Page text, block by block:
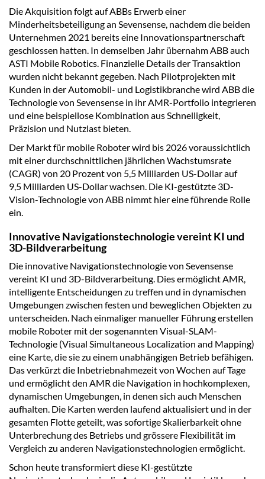
Die Akquisition folgt auf ABBs Erwerb einer
Minderheitsbeteiligung an Sevensense, nachdem die beiden
Unternehmen 2021 bereits eine Innovationspartnerschaft
geschlossen hatten. In demselben Jahr übernahm ABB auch
ASTI Mobile Robotics. Finanzielle Details der Transaktion
wurden nicht bekannt gegeben. Nach Pilotprojekten mit
Kunden in der Automobil- und Logistikbranche wird ABB die
Technologie von Sevensense in ihr AMR-Portfolio integrieren
und eine beispiellose Kombination aus Schnelligkeit,
Präzision und Nutzlast bieten.
Der Markt für mobile Roboter wird bis 2026 voraussichtlich
mit einer durchschnittlichen jährlichen Wachstumsrate
(CAGR) von 20 Prozent von 5,5 Milliarden US-Dollar auf
9,5 Milliarden US-Dollar wachsen. Die KI-gestützte 3D-
Vision-Technologie von ABB nimmt hier eine führende Rolle
ein.
Innovative Navigationstechnologie vereint KI und
3D-Bildverarbeitung
Die innovative Navigationstechnologie von Sevensense
vereint KI und 3D-Bildverarbeitung. Dies ermöglicht AMR,
intelligente Entscheidungen zu treffen und in dynamischen
Umgebungen zwischen festen und beweglichen Objekten zu
unterscheiden. Nach einmaliger manueller Führung erstellen
mobile Roboter mit der sogenannten Visual-SLAM-
Technologie (Visual Simultaneous Localization and Mapping)
eine Karte, die sie zu einem unabhängigen Betrieb befähigen.
Das verkürzt die Inbetriebnahmezeit von Wochen auf Tage
und ermöglicht den AMR die Navigation in hochkomplexen,
dynamischen Umgebungen, in denen sich auch Menschen
aufhalten. Die Karten werden laufend aktualisiert und in der
gesamten Flotte geteilt, was sofortige Skalierbarkeit ohne
Unterbrechung des Betriebs und grössere Flexibilität im
Vergleich zu anderen Navigationstechnologien ermöglicht.
Schon heute transformiert diese KI-gestützte